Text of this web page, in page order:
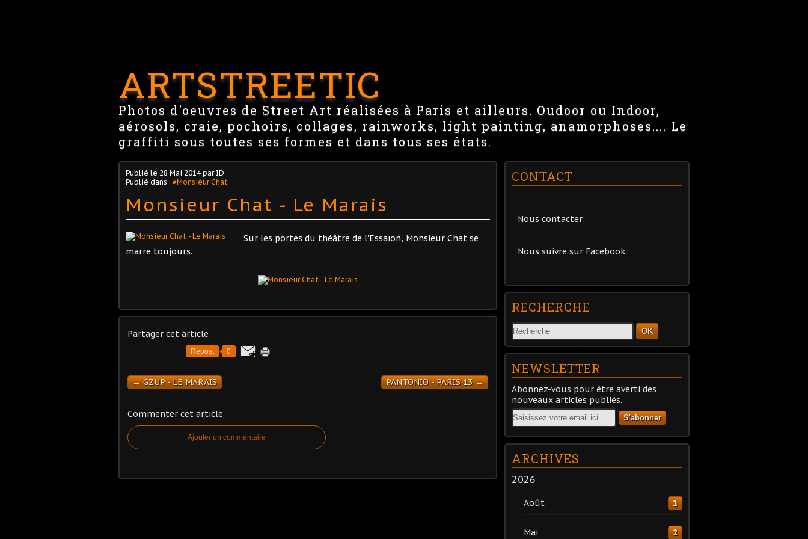
ARTSTREETIC
Photos d'oeuvres de Street Art réalisées à Paris et ailleurs. Oudoor ou Indoor,
aérosols, craie, pochoirs, collages, rainworks, light painting, anamorphoses.... Le
graffiti sous toutes ses formes et dans tous ses états.
Publié le 28 Mai 2014par ID
Publié dans : #Monsieur Chat
Monsieur Chat - Le Marais
Sur les portes du théâtre de l'Essaïon, Monsieur Chat se
marre toujours.
Partager cet article
Repost 0
← GZUP - LE MARAIS PANTONIO - PARIS 13 →
Commenter cet article
Ajouter un commentaire
CONTACT
Nous contacter
Nous suivre sur Facebook
RECHERCHE
OK
NEWSLETTER
Abonnez-vous pour être averti des
nouveaux articles publiés.
Email
ARCHIVES
2026
Août 1
Mai 2